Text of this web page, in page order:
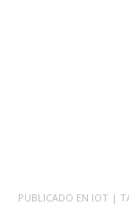
PUBLICADO EN IOT |